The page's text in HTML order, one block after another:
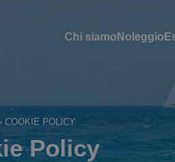
Chi siamo Noleggio
COOKIE POLICY
Policy